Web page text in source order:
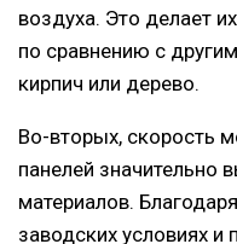
воздуха. Это делает
по сравнению с
кирпич или дерево.
Во-вторых, скорость
панелей значительно
материалов.
заводских условиях и